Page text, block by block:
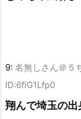
9: 名無しさん＠５
ID:6fiG1Lfp0
翔んで埼玉の